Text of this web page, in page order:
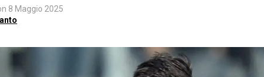
8 Maggio 2025